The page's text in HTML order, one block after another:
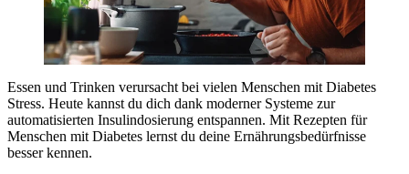
Essen und Trinken verursacht bei vielen Menschen mit Diabetes
Stress. Heute kannst du dich dank moderner Systeme zur
automatisierten Insulindosierung entspannen. Mit Rezepten für
Menschen mit Diabetes lernst du deine Ernährungsbedürfnisse
besser kennen.